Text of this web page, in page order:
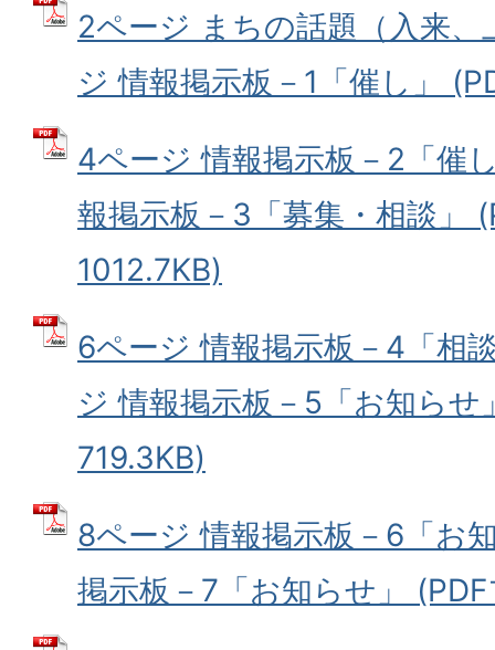
2ページ まちの話題（入来
ジ 情報掲示板－1「催し」
4ページ 情報掲示板－2「催
報掲示板－3「募集・相談」
1012.7KB)
6ページ 情報掲示板－4「相
ジ 情報掲示板－5「お知らせ
719.3KB)
8ページ 情報掲示板－6「お
掲示板－7「お知らせ」